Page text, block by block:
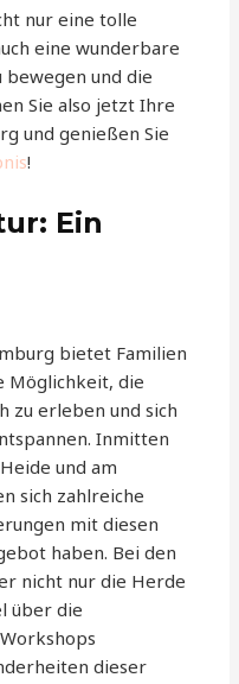
nur eine tolle
eine wunderbare
bewegen und die
Sie also jetzt Ihre
und genießen Sie
!
Ein
bietet Familien
Möglichkeit, die
zu erleben und sich
Inmitten
und am
sich zahlreiche
mit diesen
haben. Bei den
nicht nur die Herde
über die
dieser